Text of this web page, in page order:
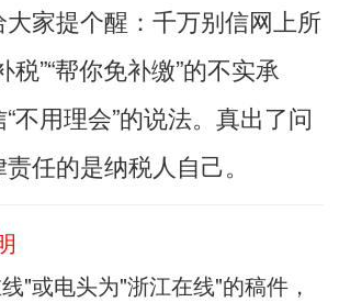
家提个醒：千万别信网上所
税”“帮你免补缴”的不实承
不用理会”的说法。真出了问
任的是纳税人自己。
"或电头为"浙江在线"的稿件，